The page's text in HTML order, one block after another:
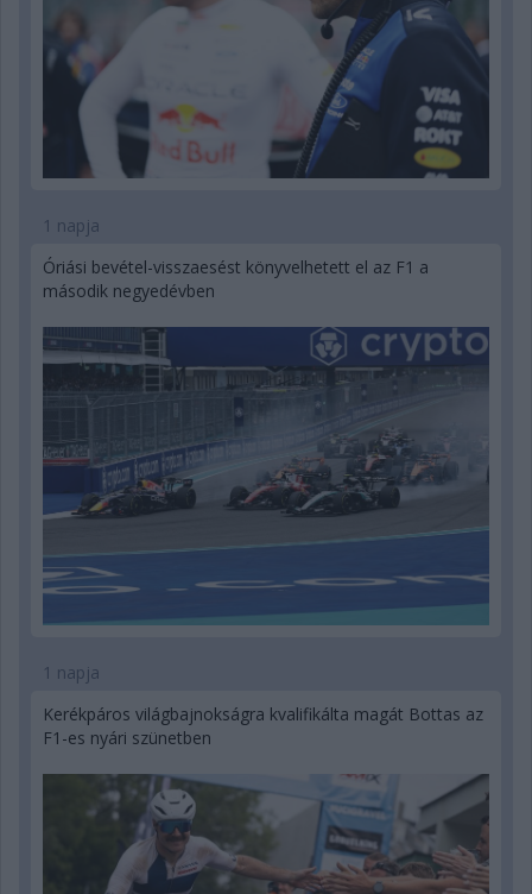
1 napja
Óriási bevétel-visszaesést könyvelhetett el az F1 a
második negyedévben
1 napja
Kerékpáros világbajnokságra kvalifikálta magát Bottas az
F1-es nyári szünetben